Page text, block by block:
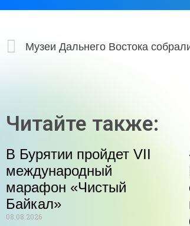
Читайте также:
В Бурятии пройдет VII
международный
марафон «Чистый
Байкал»
08.08.2026